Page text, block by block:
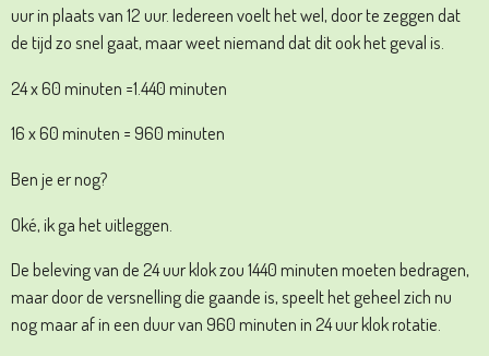
uur in plaats van 12 uur. Iedereen voelt het wel, door te zeggen dat
de tijd zo snel gaat, maar weet niemand dat dit ook het geval is.
24 x 60 minuten =1.440 minuten
16 x 60 minuten = 960 minuten
Ben je er nog?
Oké, ik ga het uitleggen.
De beleving van de 24 uur klok zou 1440 minuten moeten bedragen,
maar door de versnelling die gaande is, speelt het geheel zich nu
nog maar af in een duur van 960 minuten in 24 uur klok rotatie.